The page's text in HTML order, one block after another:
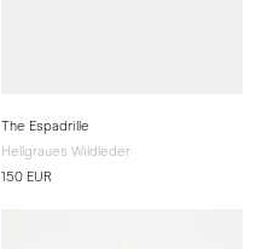
The Espadrille
Hellgraues Wildleder
150 EUR